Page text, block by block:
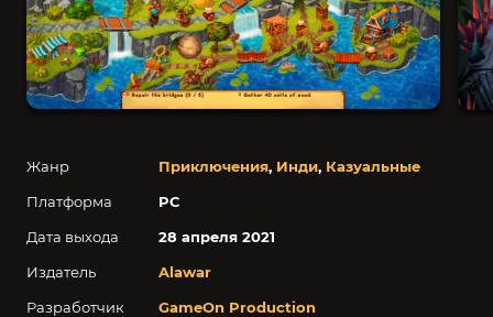
Жанр Приключения, Инди, Казуальные
Платформа
PC
Дата выхода
28 апреля 2021
Издатель
Alawar
Разработчик
GameOn Production